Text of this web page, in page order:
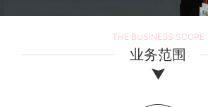
THE BUSINESS SCOPE
业务范围